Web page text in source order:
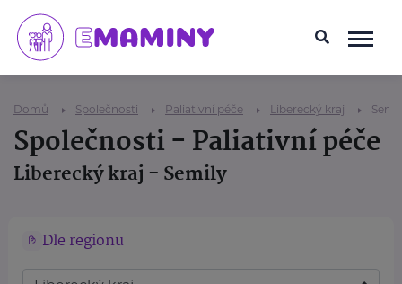
Domů Společnosti Paliativní péče Liberecký kraj
Společnosti - Paliativní péče
Liberecký kraj - Semily
Dle regionu